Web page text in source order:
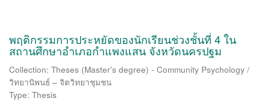
พฤติกรรมการประหยัดของนักเรียนช่วงชั้นที่ 4 ใน
สถานศึกษาอำเภอกำแพงแสน จังหวัดนครปฐม
Collection: Theses (Master's degree) - Community Psychology /
วิทยานิพนธ์ – จิตวิทยาชุมชน
Type: Thesis